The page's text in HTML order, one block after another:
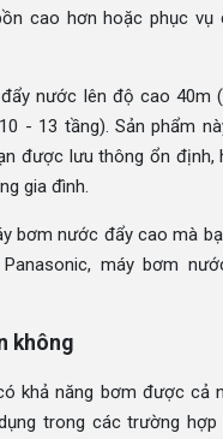
cao hơn hoặc phục vụ
nước lên độ cao 40m
- 13 tầng). Sản phẩm
được lưu thông ổn định,
gia đình.
bơm nước đẩy cao mà
máy bơm
không
khả năng bơm được cả
trong các trường hợp